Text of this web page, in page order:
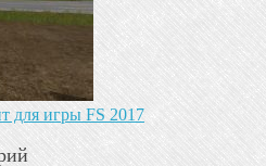
для игры FS 2017